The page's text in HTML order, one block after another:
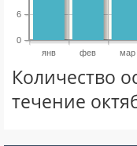
янв фев мар
0
6
Количество
течение